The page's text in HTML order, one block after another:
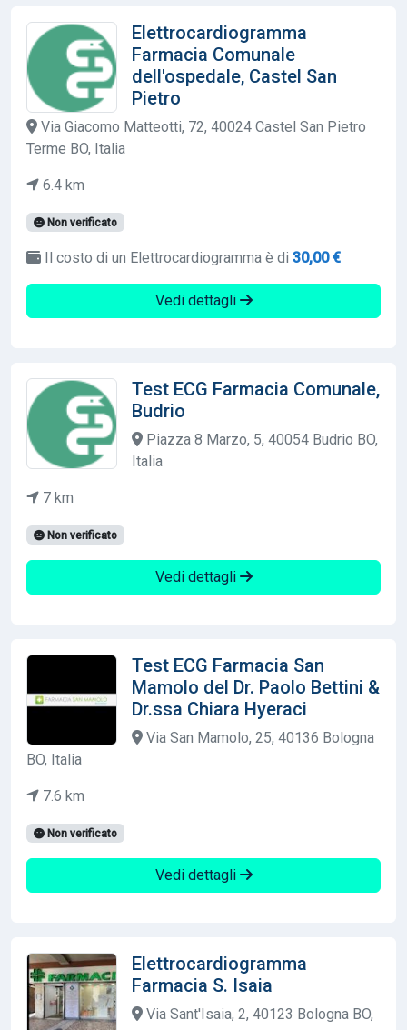
Elettrocardiogramma
Farmacia Comunale
dell'ospedale, Castel San
Pietro
Via Giacomo Matteotti, 72, 40024 Castel San Pietro
Terme BO, Italia
6.4 km
Non verificato
Il costo di un Elettrocardiogramma è di 30,00 €
Vedi dettagli
Test ECG Farmacia Comunale,
Budrio
Piazza 8 Marzo, 5, 40054 Budrio BO,
Italia
7 km
Non verificato
Vedi dettagli
Test ECG Farmacia San
Mamolo del Dr. Paolo Bettini &
Dr.ssa Chiara Hyeraci
Via San Mamolo, 25, 40136 Bologna
BO, Italia
7.6 km
Non verificato
Vedi dettagli
Elettrocardiogramma
Farmacia S. Isaia
Via Sant'Isaia, 2, 40123 Bologna BO,